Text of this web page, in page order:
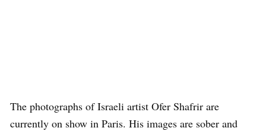
The photographs of Israeli artist Ofer Shafrir are
currently on show in Paris. His images are sober and